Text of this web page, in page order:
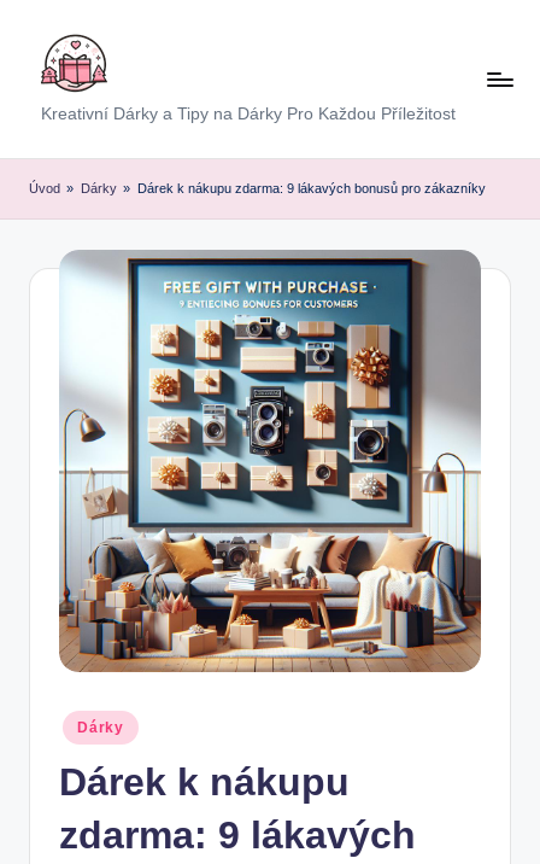
content
E
x
p
e
Kreativní Dárky a Tipy na Dárky Pro Každou Příležitost
Úvod » Dárky » Dárek k nákupu zdarma: 9 lákavých bonusů pro zákazníky
Posted
in
Dárky
Dárek k nákupu
zdarma: 9 lákavých